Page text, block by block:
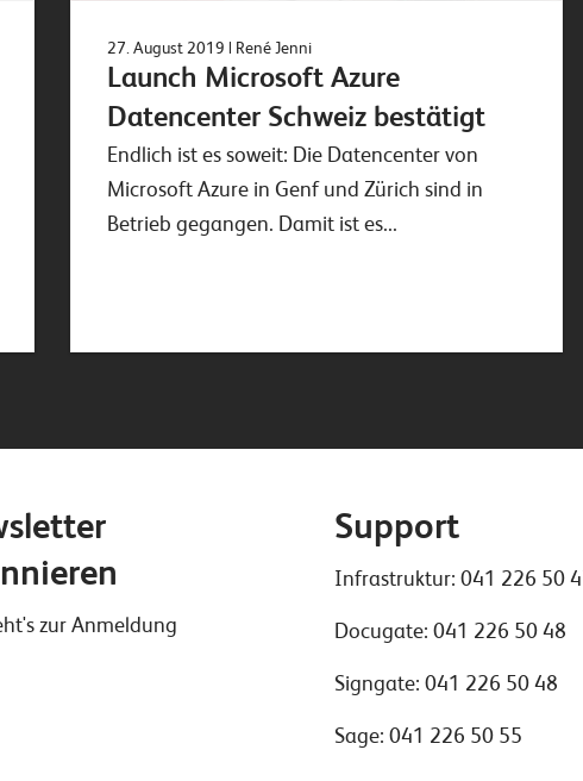
27. August 2019| René Jenni
Launch Microsoft Azure
Datencenter Schweiz bestätigt
Endlich ist es soweit: Die Datencenter von
Microsoft Azure in Genf und Zürich sind in
Betrieb gegangen. Damit ist es...
zur Anmeldung
Support
Infrastruktur: 041 226 50
Docugate: 041 226 50 48
Signgate: 041 226 50 48
Sage: 041 226 50 55